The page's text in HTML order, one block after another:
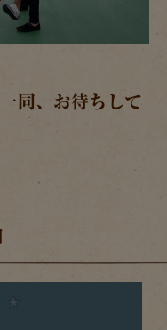
同、お待ちして